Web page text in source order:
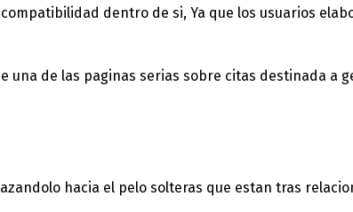
dentro de si, Ya que los usuarios
una de las paginas serias sobre citas destinada a
hacia el pelo solteras que estan tras